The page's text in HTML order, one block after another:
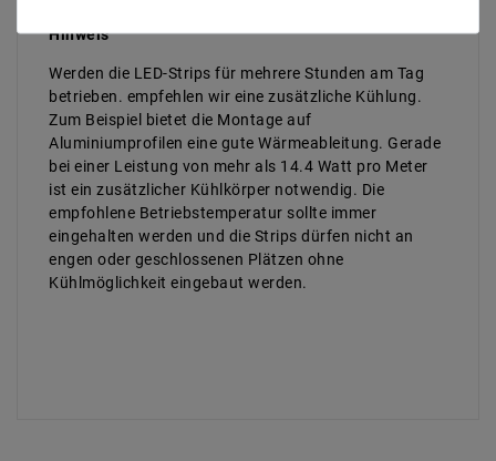
Hinweis
Werden die LED-Strips für mehrere Stunden am Tag
betrieben. empfehlen wir eine zusätzliche Kühlung.
Zum Beispiel bietet die Montage auf
Aluminiumprofilen eine gute Wärmeableitung. Gerade
bei einer Leistung von mehr als 14.4 Watt pro Meter
ist ein zusätzlicher Kühlkörper notwendig. Die
empfohlene Betriebstemperatur sollte immer
eingehalten werden und die Strips dürfen nicht an
engen oder geschlossenen Plätzen ohne
Kühlmöglichkeit eingebaut werden.